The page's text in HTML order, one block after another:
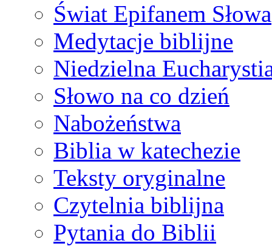
Świat Epifanem Słowa
Medytacje biblijne
Niedzielna
Słowo na co dzień
Nabożeństwa
Biblia w katechezie
Teksty oryginalne
Czytelnia biblijna
Pytania do Biblii